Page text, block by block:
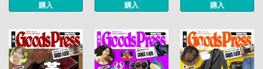
購入 購入 購入